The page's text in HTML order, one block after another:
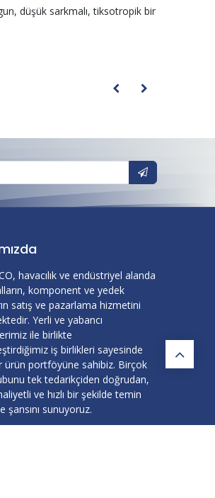
düşük sarkmalı, tiksotropik bir
havacılık ve endüstriyel alanda
komponent ve yedek
satış ve pazarlama hizmetini
Yerli ve yabancı
ile birlikte
iş birlikleri sayesinde
ürün portföyüne sahibiz. Birçok
tek tedarikçiden doğrudan,
ve hızlı bir şekilde temin
şansını sunuyoruz.